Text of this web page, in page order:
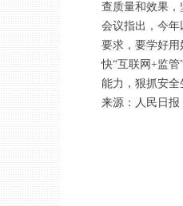
查质量和效果，
会议指出，今
要求，要学好
快“互联网+监
能力，狠抓安全
来源：人民日报